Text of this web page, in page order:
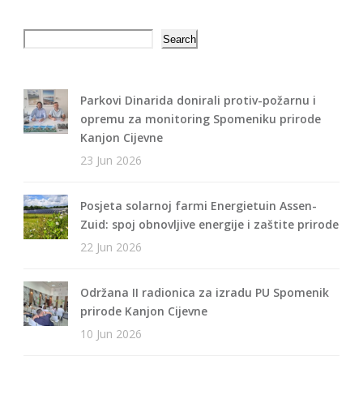
Search
Parkovi Dinarida donirali protiv-požarnu i
opremu za monitoring Spomeniku prirode
Kanjon Cijevne
23 Jun 2026
Posjeta solarnoj farmi Energietuin Assen-
Zuid: spoj obnovljive energije i zaštite prirode
22 Jun 2026
Održana II radionica za izradu PU Spomenik
prirode Kanjon Cijevne
10 Jun 2026